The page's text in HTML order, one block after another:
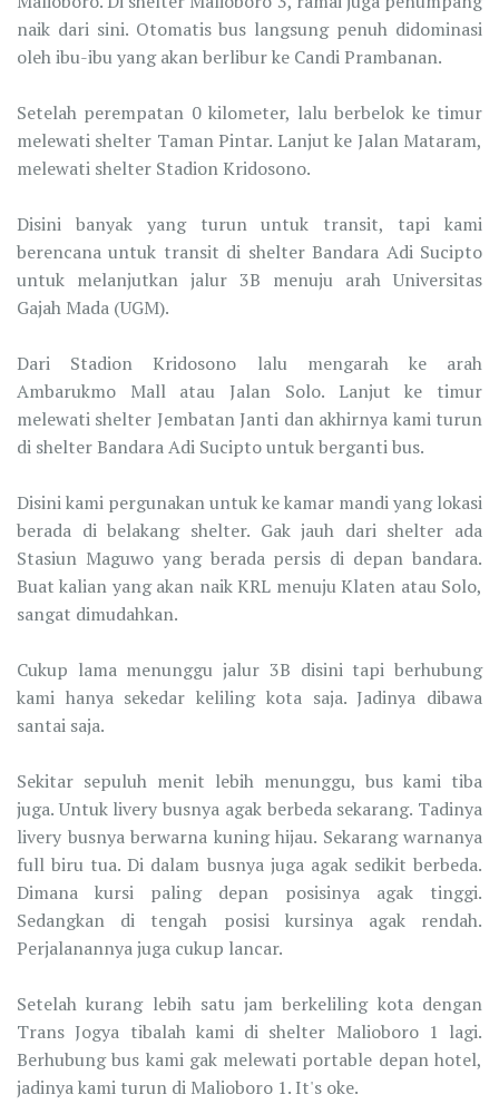
naik dari sini. Otomatis bus langsung penuh didominasi
oleh ibu-ibu yang akan berlibur ke Candi Prambanan.
Setelah perempatan 0 kilometer, lalu berbelok ke timur
melewati shelter Taman Pintar. Lanjut ke Jalan Mataram,
melewati shelter Stadion Kridosono.
Disini banyak yang turun untuk transit, tapi kami
berencana untuk transit di shelter Bandara Adi Sucipto
untuk melanjutkan jalur 3B menuju arah Universitas
Gajah Mada (UGM).
Dari Stadion Kridosono lalu mengarah ke arah
Ambarukmo Mall atau Jalan Solo. Lanjut ke timur
melewati shelter Jembatan Janti dan akhirnya kami turun
di shelter Bandara Adi Sucipto untuk berganti bus.
Disini kami pergunakan untuk ke kamar mandi yang lokasi
berada di belakang shelter. Gak jauh dari shelter ada
Stasiun Maguwo yang berada persis di depan bandara.
Buat kalian yang akan naik KRL menuju Klaten atau Solo,
sangat dimudahkan.
Cukup lama menunggu jalur 3B disini tapi berhubung
kami hanya sekedar keliling kota saja. Jadinya dibawa
santai saja.
Sekitar sepuluh menit lebih menunggu, bus kami tiba
juga. Untuk livery busnya agak berbeda sekarang. Tadinya
livery busnya berwarna kuning hijau. Sekarang warnanya
full biru tua. Di dalam busnya juga agak sedikit berbeda.
Dimana kursi paling depan posisinya agak tinggi.
Sedangkan di tengah posisi kursinya agak rendah.
Perjalanannya juga cukup lancar.
Setelah kurang lebih satu jam berkeliling kota dengan
Trans Jogya tibalah kami di shelter Malioboro 1 lagi.
Berhubung bus kami gak melewati portable depan hotel,
jadinya kami turun di Malioboro 1. It's oke.